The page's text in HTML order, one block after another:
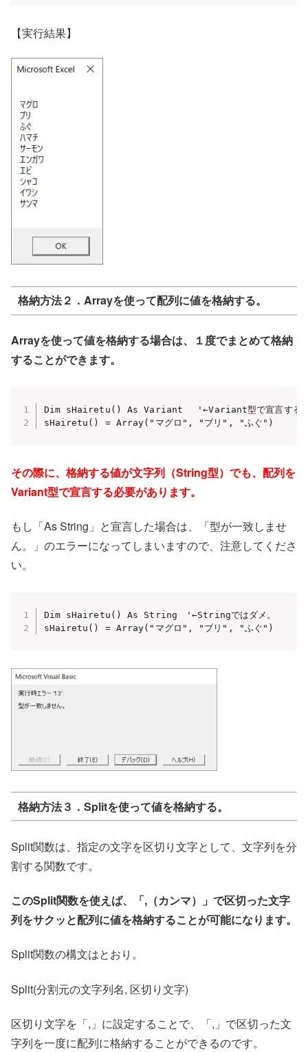
【実行結果】
格納方法２．Arrayを使って配列に値を格納する。
Arrayを使って値を格納する場合は、１度でまとめて格納
することができます。
Dim sHairetu() As Variant　 '←Variant型で宣言する
sHairetu() = Array("マグロ", "ブリ", "ふぐ")
その際に、格納する値が文字列（String型）でも、配列を
Variant型で宣言する必要があります。
もし「As String」と宣言した場合は、「型が一致しませ
ん。」のエラーになってしまいますので、注意してくださ
い。
Dim sHairetu() As String　'←Stringではダメ。
sHairetu() = Array("マグロ", "ブリ", "ふぐ")
格納方法３．Splitを使って値を格納する。
Split関数は、指定の文字を区切り文字として、文字列を分
割する関数です。
このSplit関数を使えば、「,（カンマ）」で区切った文字
列をサクッと配列に値を格納することが可能になります。
Split関数の構文はとおり。
Split(分割元の文字列名, 区切り文字)
区切り文字を「,」に設定することで、「,」で区切った文
字列を一度に配列に格納することができるのです。